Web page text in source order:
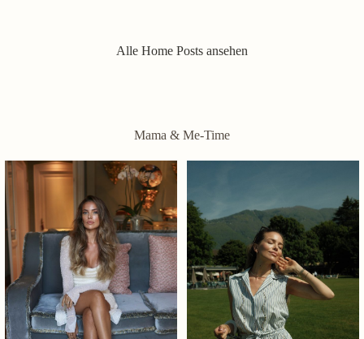
Alle Home Posts ansehen
Mama & Me-Time